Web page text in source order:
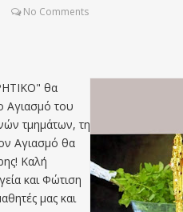
No Comments
θα
Αγιασμό του
τμημάτων, τη
Αγιασμό θα
Καλή
και Φώτιση
μας και